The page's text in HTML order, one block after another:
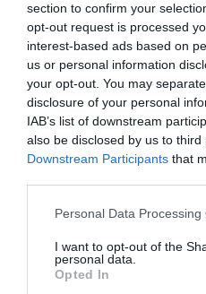
section to confirm your
opt-out request is processed
interest-based ads based on
us or personal information
your opt-out. You may
disclosure of your personal
IAB’s list of downstream
also be disclosed by us to third
Downstream Participants that
Personal Data Processing
I want to opt-out of the
personal data.
Opted In
Peta commenté :
Les Italiens sont de
Les Français
Jamais.
Les Italiens conserveront
Détail qui prouve le réel
Berlusconi a sa
pour renforcer l’image de
L’intrusion d’EY était un
temps et réduire les
et relancer la cie.